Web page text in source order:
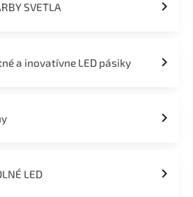
SVETLA
a inovatívne LED pásiky
LED